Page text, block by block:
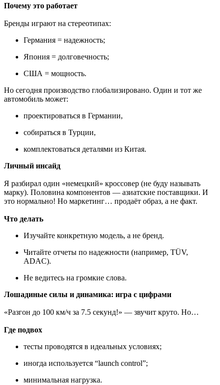
Почему это работает
Бренды играют на стереотипах:
Германия = надежность;
Япония = долговечность;
США = мощность.
Но сегодня производство глобализировано. Один и тот же
автомобиль может:
проектироваться в Германии,
собираться в Турции,
комплектоваться деталями из Китая.
Личный инсайд
Я разбирал один «немецкий» кроссовер (не буду называть
марку). Половина компонентов — азиатские поставщики. И
это нормально! Но маркетинг… продаёт образ, а не факт.
Что делать
Изучайте конкретную модель, а не бренд.
Читайте отчеты по надежности (например, TÜV,
ADAC).
Не ведитесь на громкие слова.
Лошадиные силы и динамика: игра с цифрами
«Разгон до 100 км/ч за 7.5 секунд!» — звучит круто. Но…
Где подвох
тесты проводятся в идеальных условиях;
иногда используется “launch control”;
минимальная нагрузка.